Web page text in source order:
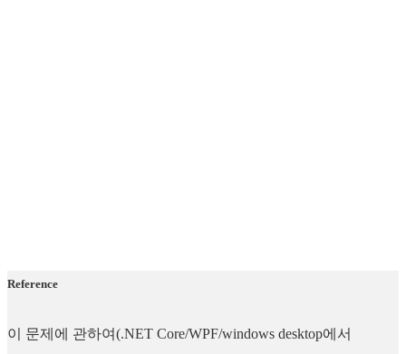
Reference
이 문제에 관하여(.NET Core/WPF/windows desktop에서